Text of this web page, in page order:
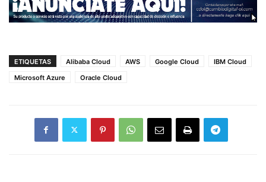
ETIQUETAS Alibaba Cloud AWS Google Cloud
IBM Cloud
Microsoft Azure
Oracle Cloud